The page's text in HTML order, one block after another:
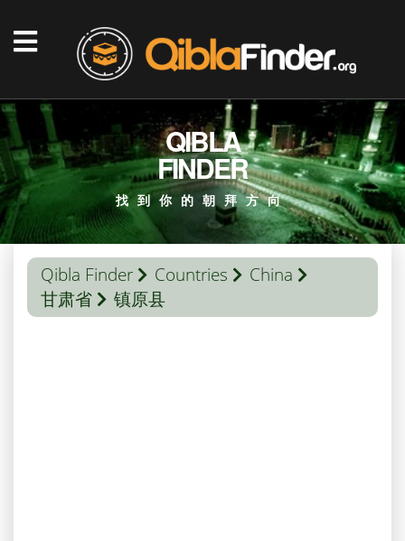
QIBLA
FINDER
找到你的朝拜方向
Qibla Finder Countries
China
甘肃省
镇原县